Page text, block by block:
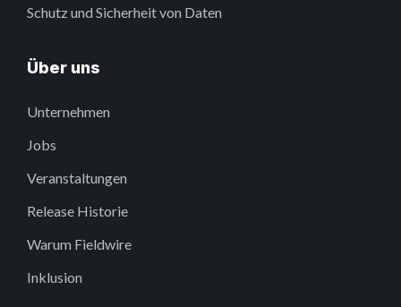
Schutz und Sicherheit von Daten
Über uns
Unternehmen
Jobs
Veranstaltungen
Release Historie
Warum Fieldwire
Inklusion